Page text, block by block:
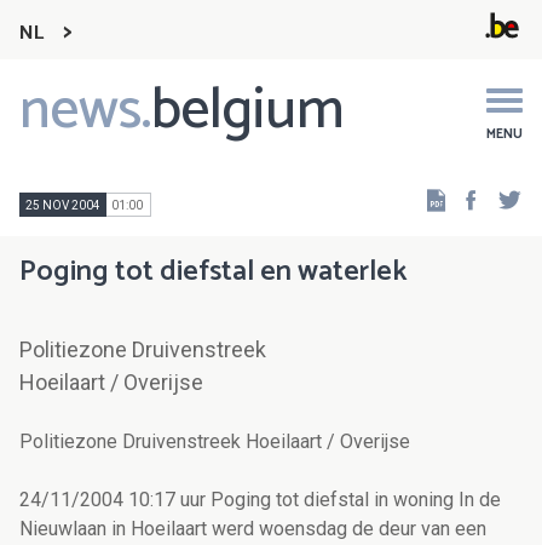
NL
news.belgium MENU
Main
navigation
25 NOV 2004 01:00
Poging tot diefstal en waterlek
Politiezone Druivenstreek
Hoeilaart / Overijse
Politiezone Druivenstreek Hoeilaart / Overijse
24/11/2004 10:17 uur Poging tot diefstal in woning In de
Nieuwlaan in Hoeilaart werd woensdag de deur van een